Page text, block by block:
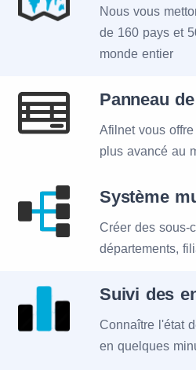
Nous vous
de 160 pays et
monde entier
Panneau
Afilnet vous
plus avancé au
Système
Créer des sous-
départements,
Suivi des
Connaître l'état
en quelques